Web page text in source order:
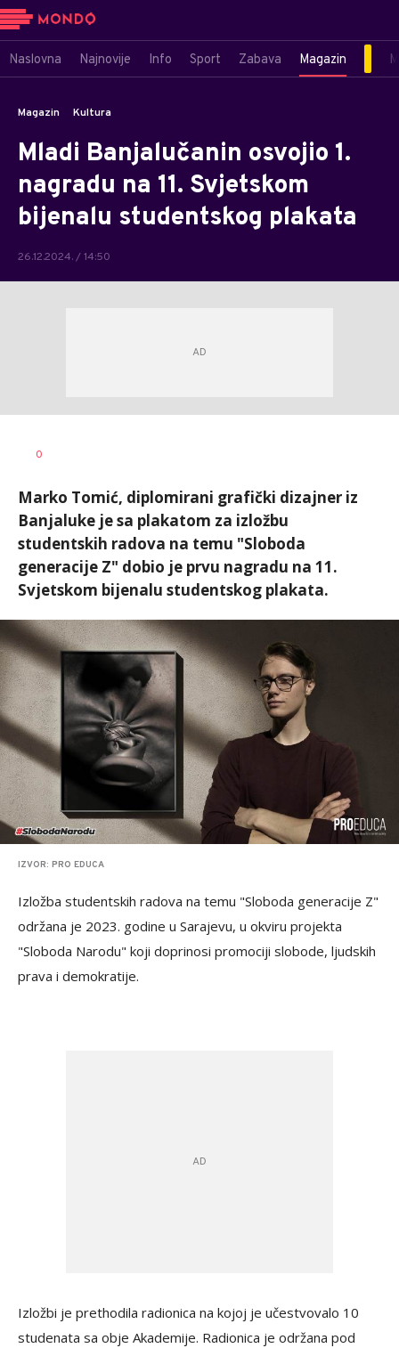
Naslovna Najnovije Info Sport Zabava Magazin
Magazin Kultura
Mladi Banjalučanin osvojio 1.
nagradu na 11. Svjetskom
bijenalu studentskog plakata
26.12.2024. / 14:50
AUTOR
0
Marko Tomić, diplomirani grafički dizajner iz
Banjaluke je sa plakatom za izložbu
studentskih radova na temu "Sloboda
generacije Z" dobio je prvu nagradu na 11.
Svjetskom bijenalu studentskog plakata.
IZVOR: PRO EDUCA
Izložba studentskih radova na temu "Sloboda generacije Z"
održana je 2023. godine u Sarajevu, u okviru projekta
"Sloboda Narodu" koji doprinosi promociji slobode, ljudskih
prava i demokratije.
Izložbi je prethodila radionica na kojoj je učestvovalo 10
studenata sa obje Akademije. Radionica je održana pod